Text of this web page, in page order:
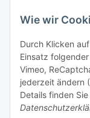
Wie wir
Durch Klicken
Einsatz
Vimeo,
jederzeit ändern
Details finden